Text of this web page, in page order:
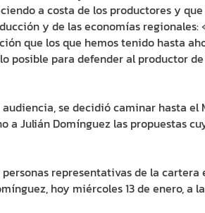
a costa de los productores y
y de las economías regionales:
que los que hemos tenido hasta
posible para defender al productor
se decidió caminar hasta el
a Julián Domínguez las propuestas
representativas de la cartera
hoy miércoles 13 de enero, a